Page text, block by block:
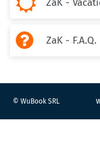
ZaK -
 ZaK - F.A.Q.
© WuBook SRL